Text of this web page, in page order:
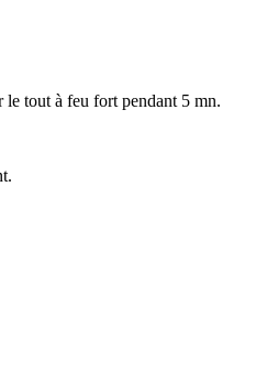
le tout à feu fort pendant 5 mn.